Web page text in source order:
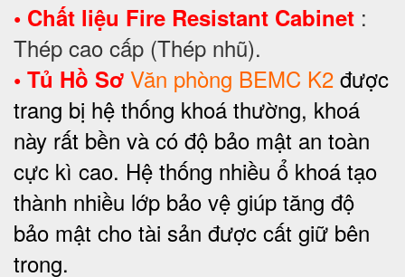
• Chất liệu Fire Resistant Cabinet :
Thép cao cấp (Thép nhũ).
• Tủ Hồ Sơ Văn phòng BEMC K2 được
trang bị hệ thống khoá thường, khoá
này rất bền và có độ bảo mật an toàn
cực kì cao. Hệ thống nhiều ổ khoá tạo
thành nhiều lớp bảo vệ giúp tăng độ
bảo mật cho tài sản được cất giữ bên
trong.